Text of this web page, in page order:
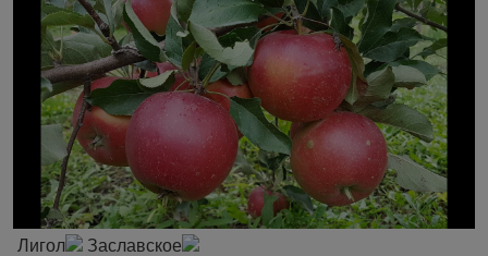
Лигол
Заславское